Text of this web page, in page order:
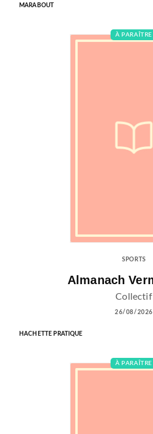
MARABOUT
À PARAÎTRE
SPORTS
Almanach
Collectif
26/08/2026
HACHETTE PRATIQUE
À PARAÎTRE